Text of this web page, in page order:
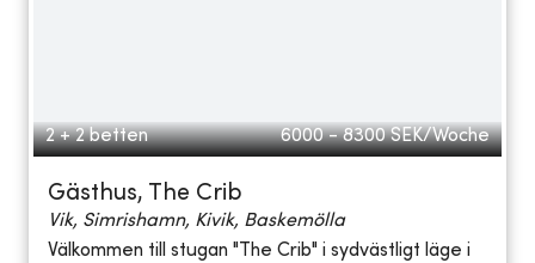
2 + 2 betten 6000 - 8300 SEK/Woche
Gästhus, The Crib
Vik, Simrishamn, Kivik, Baskemölla
Välkommen till stugan "The Crib" i sydvästligt läge i